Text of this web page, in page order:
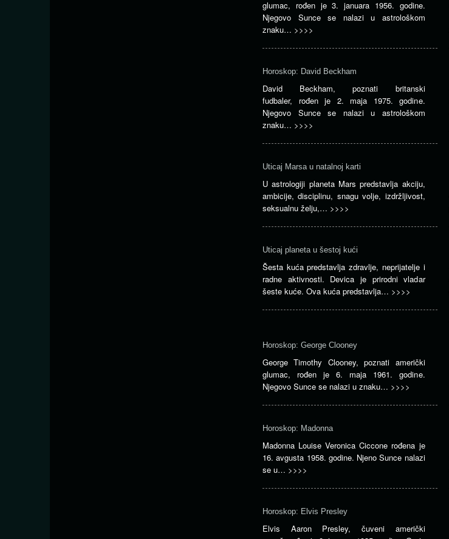
glumac, rođen je 3. januara 1956. godine.
Njegovo Sunce se nalazi u astrološkom
znaku… >>>>
Horoskop: David Beckham
David Beckham, poznati britanski
fudbaler, rođen je 2. maja 1975. godine.
Njegovo Sunce se nalazi u astrološkom
znaku… >>>>
Uticaj Marsa u natalnoj karti
U astrologiji planeta Mars predstavlja akciju,
ambicije, disciplinu, snagu volje, izdržljivost,
seksualnu želju,… >>>>
Uticaj planeta u šestoj kući
Šesta kuća predstavlja zdravlje, neprijatelje i
radne aktivnosti. Devica je prirodni vladar
šeste kuće. Ova kuća predstavlja… >>>>
Horoskop: George Clooney
George Timothy Clooney, poznati američki
glumac, rođen je 6. maja 1961. godine.
Njegovo Sunce se nalazi u znaku… >>>>
Horoskop: Madonna
Madonna Louise Veronica Ciccone rođena je
16. avgusta 1958. godine. Njeno Sunce nalazi
se u… >>>>
Horoskop: Elvis Presley
Elvis Aaron Presley, čuveni američki